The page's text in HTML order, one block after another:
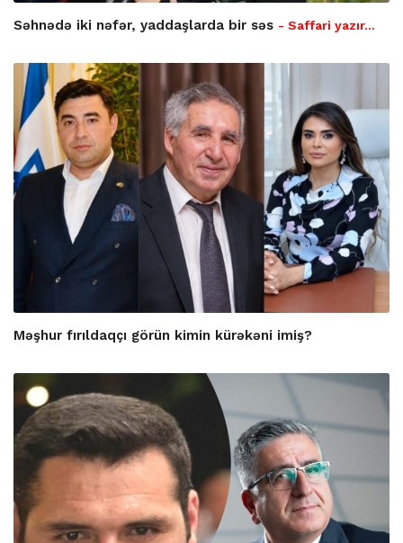
Səhnədə iki nəfər, yaddaşlarda bir səs - Saffari yazır…
Məşhur fırıldaqçı görün kimin kürəkəni imiş?